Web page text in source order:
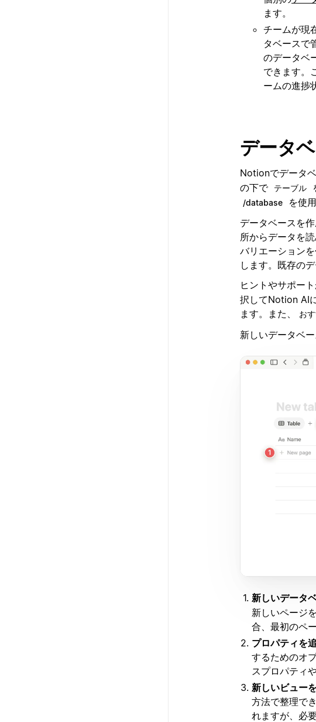
ます。
チームが現
タベースで
のデータベ
できます。
ームの進捗
データ
Notionでデータ
の下で テーブル
/database
を使
データベースを
所からデータを
バリエーション
します。既存の
ヒントやサポー
択してNotion AI
ます。また、
お
新しいデータベ
新しいデータ
新しいページ
合、最初のペ
プロパティを
するためのオ
スプロパティ
新しいビュー
方法で整理で
れますが、必